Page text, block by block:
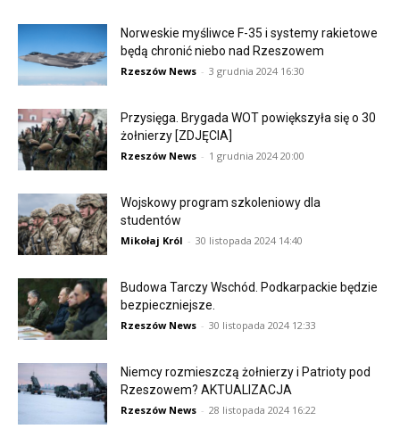
Norweskie myśliwce F-35 i systemy rakietowe
będą chronić niebo nad Rzeszowem
Rzeszów News - 3 grudnia 2024 16:30
Przysięga. Brygada WOT powiększyła się o 30
żołnierzy [ZDJĘCIA]
Rzeszów News - 1 grudnia 2024 20:00
Wojskowy program szkoleniowy dla
studentów
Mikołaj Król - 30 listopada 2024 14:40
Budowa Tarczy Wschód. Podkarpackie będzie
bezpieczniejsze.
Rzeszów News - 30 listopada 2024 12:33
Niemcy rozmieszczą żołnierzy i Patrioty pod
Rzeszowem? AKTUALIZACJA
Rzeszów News - 28 listopada 2024 16:22